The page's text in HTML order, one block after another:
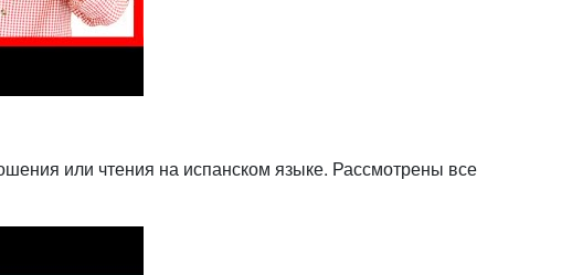
или чтения на испанском языке. Рассмотрены все